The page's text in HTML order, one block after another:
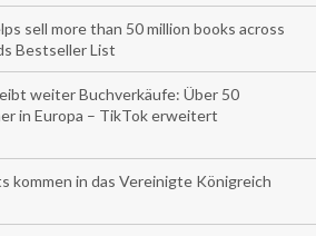
sell more than 50 million books across
Bestseller List
weiter Buchverkäufe: Über 50
in Europa – TikTok erweitert
kommen in das Vereinigte Königreich